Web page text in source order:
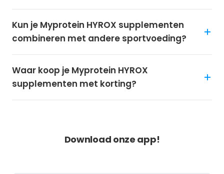
Kun je Myprotein HYROX supplementen
combineren met andere sportvoeding?
Waar koop je Myprotein HYROX
supplementen met korting?
Download onze app!